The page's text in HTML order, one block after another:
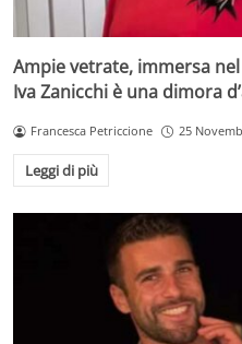
Ampie vetrate, immersa
Iva Zanicchi è una dimora
Francesca Petriccione 25
Leggi di più